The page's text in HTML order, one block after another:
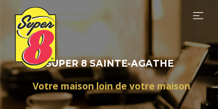
SUPER 8 SAINTE-AGATHE
Votre maisonloinde votre maison